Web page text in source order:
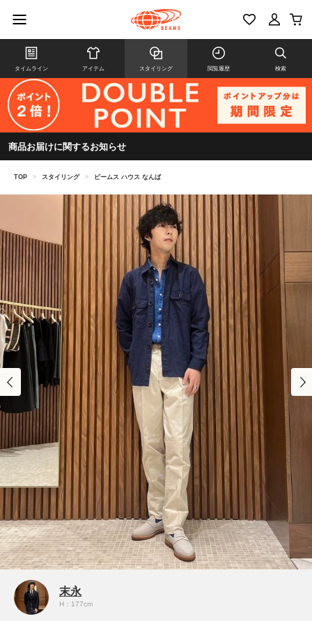
タイムライン アイテム スタイリング 閲覧履歴 検索
商品お届けに関するお知らせ
TOP > スタイリング > ビームス ハウス なんば
末永
H：177cm